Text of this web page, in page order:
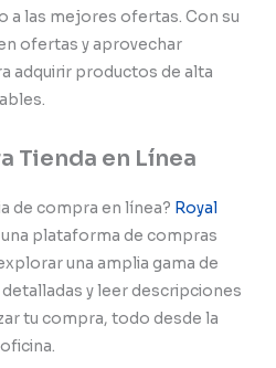
a las mejores ofertas. Con su
ofertas y aprovechar
adquirir productos de alta
Tienda en Línea
de compra en línea? Royal
plataforma de compras
una amplia gama de
y leer descripciones
tu compra, todo desde la